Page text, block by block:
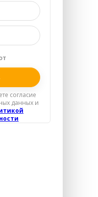
согласие
данных и